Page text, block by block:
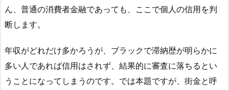
ん、普通の消費者金融であっても、ここで個人の信用を判
断します。
年収がどれだけ多かろうが、ブラックで滞納歴が明らかに
多い人であれば信用はされず、結果的に審査に落ちるとい
うことになってしまうのです。では本題ですが、街金と呼